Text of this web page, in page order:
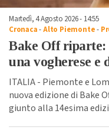
Martedì, 4 Agosto 2026 - 14:55
Cronaca-Alto Piemonte-
Bake Off riparte:
una vogherese e
ITALIA - Piemonte e
nuova edizione di Bake
giunto alla 14esima